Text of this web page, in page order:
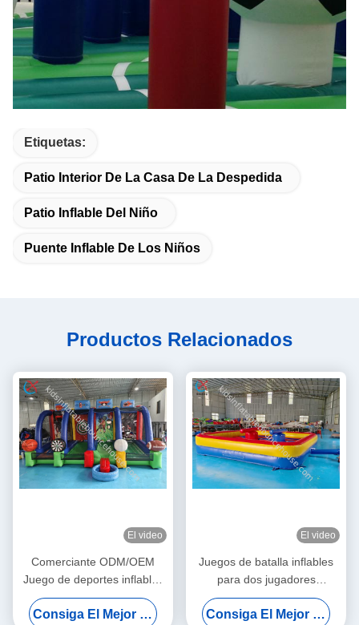
Etiquetas:
Patio Interior De La Casa De La Despedida
Patio Inflable Del Niño
Puente Inflable De Los Niños
Productos Relacionados
El video
Comerciante ODM/OEM
Juego de deportes inflables
interactivos al aire libre
Juego de tiros de pelota
Consiga El Mejor Precio
El video
Juegos de batalla inflables
para dos jugadores
Gladiador Juego de arena
de lucha
Consiga El Mejor Precio